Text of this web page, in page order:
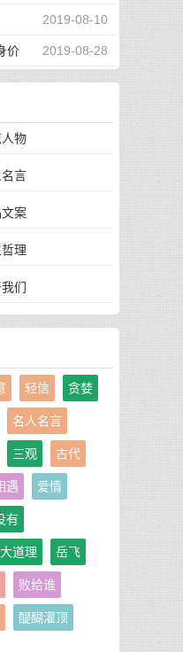
2019-08-10
2019-08-28
价
物
言
案
理
们
轻信 贪婪
名人名言
三观 古代
遇 爱情
有
道理 岳飞
败给谁
醍醐灌顶